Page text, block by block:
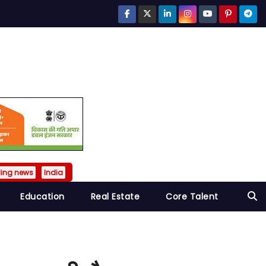
news India
Education Real Estate Core Talent